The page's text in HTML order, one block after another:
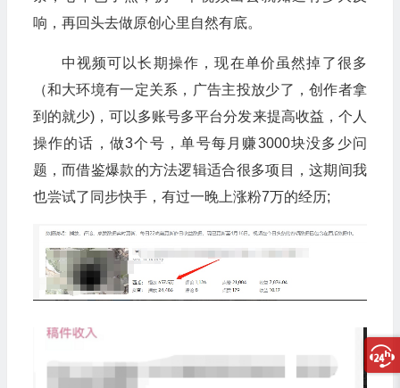
响，再回头去做原创心里自然有底。
中视频可以长期操作，现在单价虽然掉了很多
（和大环境有一定关系，广告主投放少了，创作者拿
到的就少)，可以多账号多平台分发来提高收益，个人
操作的话，做3个号，单号每月赚3000块没多少问
题，而借鉴爆款的方法逻辑适合很多项目，这期间我
也尝试了同步快手，有过一晚上涨粉7万的经历;